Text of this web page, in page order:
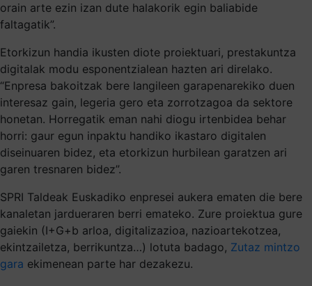
orain arte ezin izan dute halakorik egin baliabide
faltagatik”.
Etorkizun handia ikusten diote proiektuari, prestakuntza
digitalak modu esponentzialean hazten ari direlako.
“Enpresa bakoitzak bere langileen garapenarekiko duen
interesaz gain, legeria gero eta zorrotzagoa da sektore
honetan. Horregatik eman nahi diogu irtenbidea behar
horri: gaur egun inpaktu handiko ikastaro digitalen
diseinuaren bidez, eta etorkizun hurbilean garatzen ari
garen tresnaren bidez”.
SPRI Taldeak Euskadiko enpresei aukera ematen die bere
kanaletan jardueraren berri emateko. Zure proiektua gure
gaiekin (I+G+b arloa, digitalizazioa, nazioartekotzea,
ekintzailetza, berrikuntza…) lotuta badago, Zutaz mintzo
gara ekimenean parte har dezakezu.